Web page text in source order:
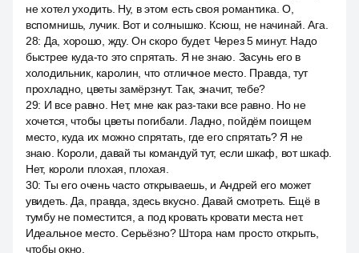
не хотел уходить. Ну, в этом есть своя романтика. О,
вспомнишь, лучик. Вот и солнышко. Ксюш, не начинай. Ага.
28: Да, хорошо, жду. Он скоро будет. Через 5 минут. Надо
быстрее куда-то это спрятать. Я не знаю. Засунь его в
холодильник, каролин, что отличное место. Правда, тут
прохладно, цветы замёрзнут. Так, значит, тебе?
29: И все равно. Нет, мне как раз-таки все равно. Но не
хочется, чтобы цветы погибали. Ладно, пойдём поищем
место, куда их можно спрятать, где его спрятать? Я не
знаю. Короли, давай ты командуй тут, если шкаф, вот шкаф.
Нет, короли плохая, плохая.
30: Ты его очень часто открываешь, и Андрей его может
увидеть. Да, правда, здесь вкусно. Давай смотреть. Ещё в
тумбу не поместится, а под кровать кровати места нет.
Идеальное место. Серьёзно? Штора нам просто открыть,
чтобы окно.